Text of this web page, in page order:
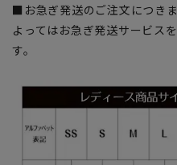
■お急ぎ発送のご注文につき
よってはお急ぎ発送サービス
す。